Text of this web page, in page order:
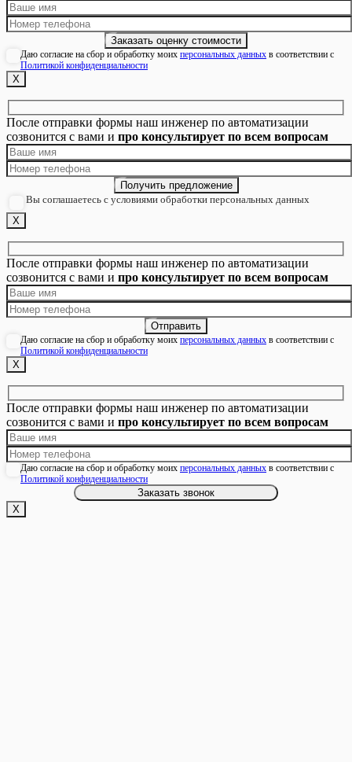
Даю согласие на сбор и обработку моих персональных данных в соответствии с
Политикой конфиденциальности
Х
После отправки формы наш инженер по автоматизации
созвонится с вами и про консультирует по всем вопросам
Вы соглашаетесь с условиями обработки персональных данных
Х
После отправки формы наш инженер по автоматизации
созвонится с вами и про консультирует по всем вопросам
Даю согласие на сбор и обработку моих персональных данных в соответствии с
Политикой конфиденциальности
Х
После отправки формы наш инженер по автоматизации
созвонится с вами и про консультирует по всем вопросам
Даю согласие на сбор и обработку моих персональных данных в соответствии с
Политикой конфиденциальности
Х